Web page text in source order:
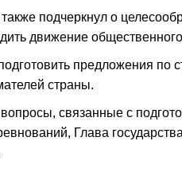
подчеркнул о
движение общественного
предложения по
страны.
связанные с
Глава